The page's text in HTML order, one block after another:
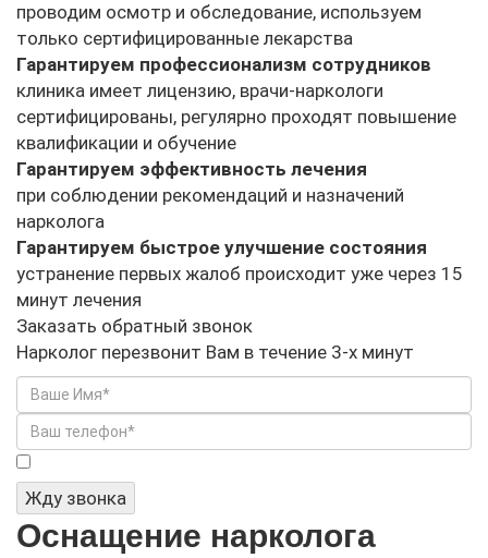
проводим осмотр и обследование, используем
только сертифицированные лекарства
Гарантируем профессионализм сотрудников
клиника имеет лицензию, врачи-наркологи
сертифицированы, регулярно проходят повышение
квалификации и обучение
Гарантируем эффективность лечения
при соблюдении рекомендаций и назначений
нарколога
Гарантируем быстрое улучшение состояния
устранение первых жалоб происходит уже через 15
минут лечения
Заказать обратный звонок
Нарколог перезвонит Вам в течение 3-х минут
Жду звонка
Оснащение нарколога